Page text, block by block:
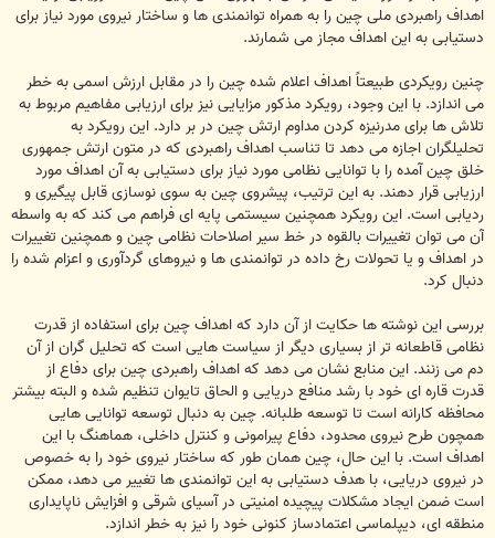
اهداف راهبردی ملی چین را به همراه توانمندی ها و ساختار نیروی مورد نیاز برای
دستیابی به این اهداف مجاز می شمارند.
چنین رویکردی طبیعتاً اهداف اعلام شده چین را در مقابل ارزش اسمی به خطر
می اندازد. با این وجود، رویکرد مذکور مزایایی نیز برای ارزیابی مفاهیم مربوط به
تلاش ها برای مدرنیزه کردن مداوم ارتش چین در بر دارد. این رویکرد به
تحلیلگران اجازه می دهد تا تناسب اهداف راهبردی که در متون ارتش جمهوری
خلق چین آمده را با توانایی نظامی مورد نیاز برای دستیابی به آن اهداف مورد
ارزیابی قرار دهند. به این ترتیب، پیشروی چین به سوی نوسازی قابل پیگیری و
ردیابی است. این رویکرد همچنین سیستمی پایه ای فراهم می کند که به واسطه
آن می توان تغییرات بالقوه در خط سیر اصلاحات نظامی چین و همچنین تغییرات
در اهداف و یا تحولات رخ داده در توانمندی ها و نیروهای گردآوری و اعزام شده را
دنبال کرد.
بررسی این نوشته ها حکایت از آن دارد که اهداف چین برای استفاده از قدرت
نظامی قاطعانه تر از بسیاری دیگر از سیاست هایی است که تحلیل گران از آن
دم می زنند. این منابع نشان می دهد که اهداف راهبردی چین برای دفاع از
قدرت قاره ای خود با رشد منافع دریایی و الحاق تایوان تنظیم شده و البته بیشتر
محافظه کارانه است تا توسعه طلبانه. چین به دنبال توسعه توانایی هایی
همچون طرح نیروی محدود، دفاع پیرامونی و کنترل داخلی، هماهنگ با این
اهداف است. با این حال، چین همان طور که ساختار نیروی خود را به خصوص
در نیروی دریایی، با هدف دستیابی به این توانمندی ها تغییر می دهد، ممکن
است ضمن ایجاد مشکلات پیچیده امنیتی در آسیای شرقی و افزایش ناپایداری
منطقه ای، دیپلماسی اعتمادساز کنونی خود را نیز به خطر اندازد.